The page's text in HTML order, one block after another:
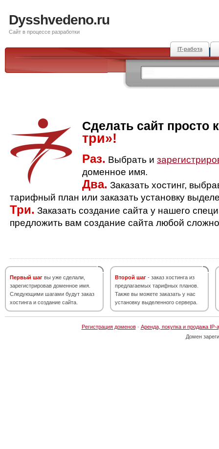
Dysshvedeno.ru
Сайт в процессе разработки
IT-работа
Сделать сайт просто
три»!
Раз. Выбрать и
доменное имя.
Два. Заказать хостинг,
тарифный план или заказать установку
Три. Заказать создание сайта у нашего
предложить вам создание сайта любой
Первый шаг вы уже сделали,
зарегистрировав доменное имя.
Следующими шагами будут заказ
хостинга и создание сайта.
Второй шаг - заказ хостинга из
предлагаемых тарифных планов.
Также вы можете заказать у нас
установку выделенного сервера.
Регистрация доменов· Аренда, покупка и продажа IP-
Домен